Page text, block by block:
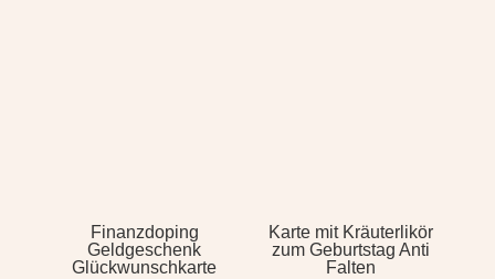
Finanzdoping
Geldgeschenk
Glückwunschkarte
Karte mit Kräuterlikör
zum Geburtstag Anti
Falten